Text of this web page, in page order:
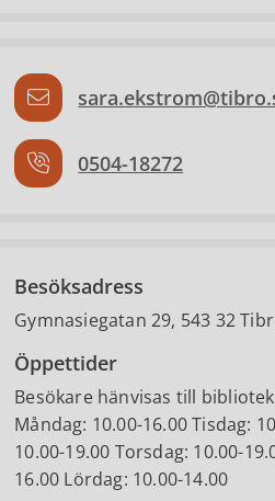
0504-18272
Besöksadress
Gymnasiegatan 29, 543 32
Öppettider
Besökare hänvisas till
Måndag: 10.00-16.00 Tisdag:
10.00-19.00 Torsdag: 10.00-
16.00 Lördag: 10.00-14.00